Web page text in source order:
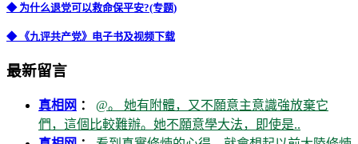
◆ 为什么退党可以救命保平安?(专题)
◆ 《九评共产党》电子书及视频下载
最新留言
真相网 ： @。 她有附體，又不願意主意識強放棄它
們，這個比較難辦。她不願意學大法，即使是..